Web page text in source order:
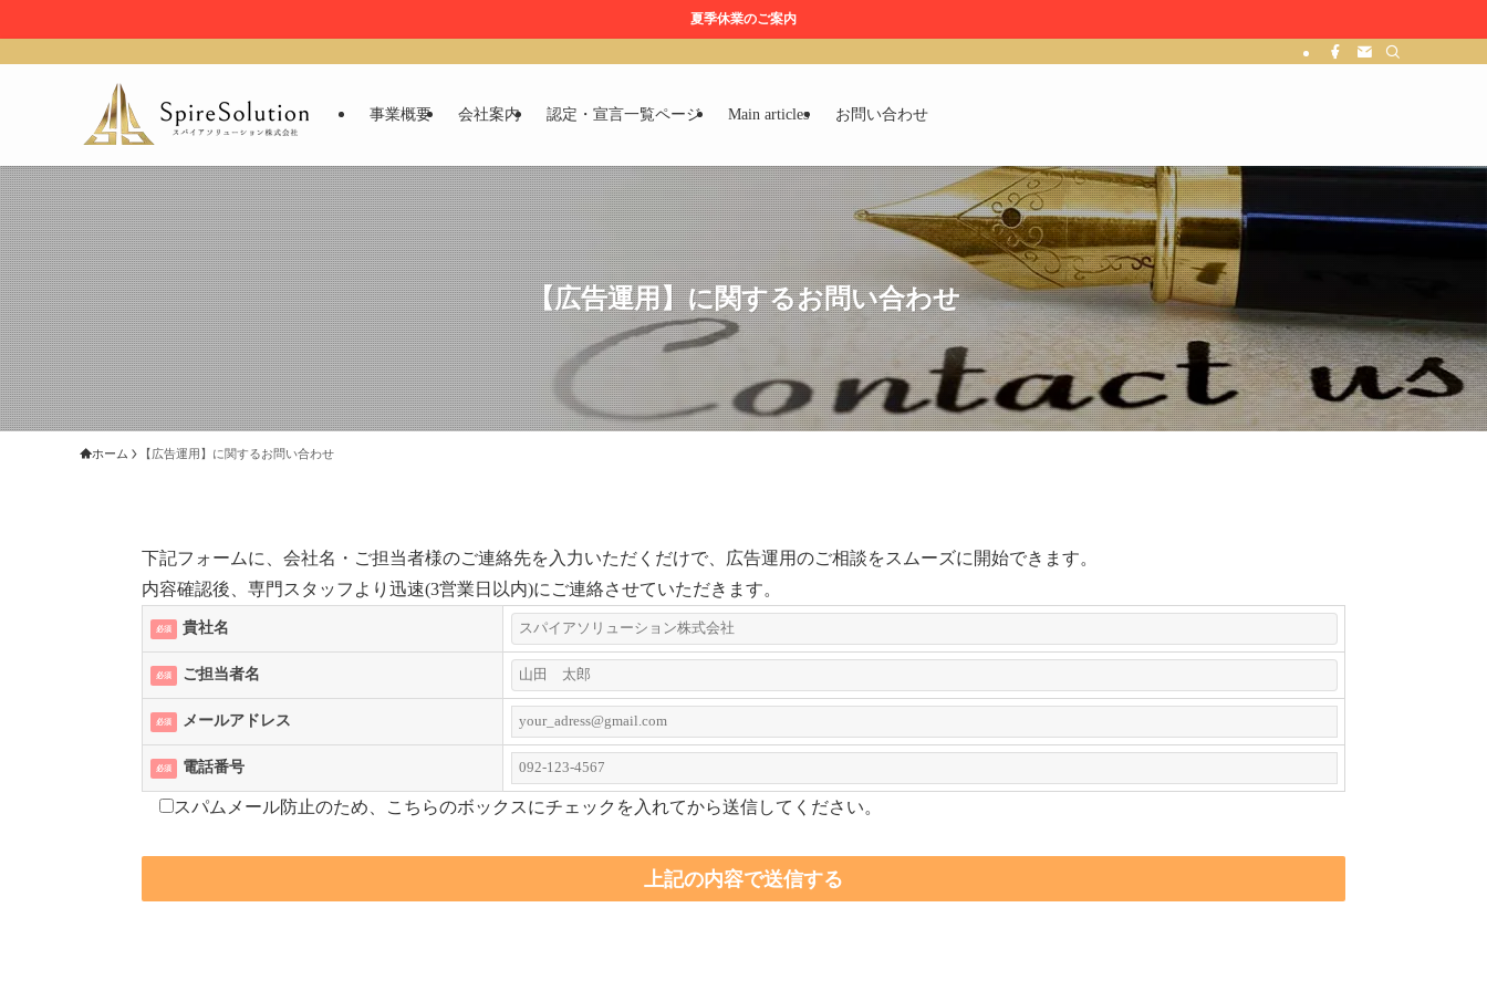
夏季休業のご案内
事業概要 会社案内 認定・宣言一覧ページ Main articles お問い合わせ
【広告運用】に関するお問い合わせ
ホーム 【広告運用】に関するお問い合わせ
下記フォームに、会社名・ご担当者様のご連絡先を入力いただくだけで、広告運用のご相談をスムーズに開始できます。
内容確認後、専門スタッフより迅速(3営業日以内)にご連絡させていただきます。
必須 貴社名
必須 ご担当者名
必須 メールアドレス
必須 電話番号
スパムメール防止のため、こちらのボックスにチェックを入れてから送信してください。